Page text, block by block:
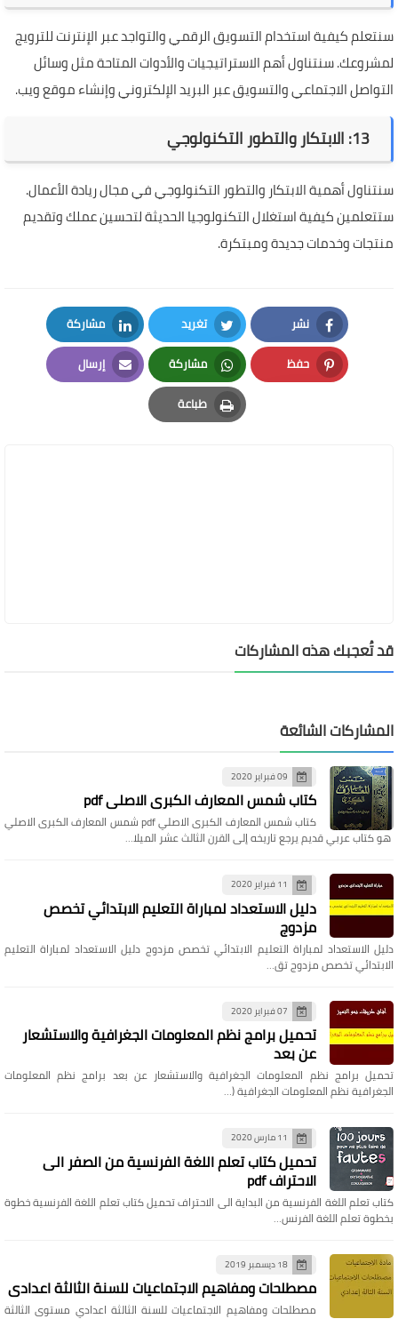
سنتعلم كيفية استخدام التسويق الرقمي والتواجد عبر الإنترنت للترويج
لمشروعك. سنتناول أهم الاستراتيجيات والأدوات المتاحة مثل وسائل
التواصل الاجتماعي والتسويق عبر البريد الإلكتروني وإنشاء موقع ويب.
سنتناول أهمية الابتكار والتطور التكنولوجي في مجال ريادة الأعمال.
ستتعلمين كيفية استغلال التكنولوجيا الحديثة لتحسين عملك وتقديم
منتجات وخدمات جديدة ومبتكرة.
نشر
Facebook
تغريد
Twitter
مشاركة
LinkedIn
حفظ
Pinterest
مشاركة
Whatsapp
إرسال
Email
طباعة
Print
قد تُعجبك هذه المشاركات
المشاركات الشائعة
09 فبراير 2020
كتاب شمس المعارف الكبرى الاصلي pdf
كتاب شمس المعارف الكبرى الاصلي pdf شمس المعارف الكبرى الاصلي
هو كتاب عربي قديم يرجع تاريخه إلى القرن الثالث عشر الميلا…
11 فبراير 2020
دليل الاستعداد لمباراة التعليم الابتدائي تخصص
مزدوج
دليل الاستعداد لمباراة التعليم الابتدائي تخصص مزدوج دليل الاستعداد لمباراة التعليم
الابتدائي تخصص مزدوج تق…
07 فبراير 2020
تحميل برامج نظم المعلومات الجغرافية والاستشعار
عن بعد
تحميل برامج نظم المعلومات الجغرافية والاستشعار عن بعد برامج نظم المعلومات
الجغرافية نظم المعلومات الجغرافية (…
11 مارس 2020
تحميل كتاب تعلم اللغة الفرنسية من الصفر الى
الاحتراف pdf
كتاب تعلم اللغة الفرنسية من البداية الى الاحتراف تحميل كتاب تعلم اللغة الفرنسية خطوة
بخطوة تعلم اللغة الفرنس…
18 ديسمبر 2019
مصطلحات ومفاهيم الاجتماعيات للسنة الثالثة اعدادي
مصطلحات ومفاهيم الاجتماعيات للسنة الثالثة اعدادي مستوى الثالثة